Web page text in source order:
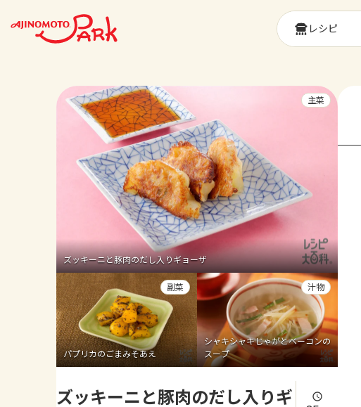
レシピ
ズッキーニと豚肉のだし入りギョーザ
主菜
パプリカのごまみそあえ
副菜
シャキシャキじゃがとベーコンの
スープ
汁物
ズッキーニと豚肉のだし入りギ